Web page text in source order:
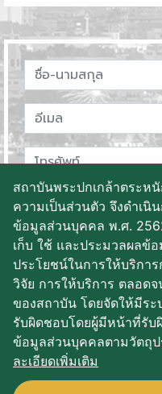
บั
สถาบันพระปกเกล้าตระห
ความเป็นส่วนตัว จึงดำเ
ข้อมูลส่วนบุคคล พ.ศ.
เก็บ ใช้ และประมวลผลข้
ประโยชน์ในการให้บริกา
วิจัย การให้บริการ ตลอด
ของสถาบัน โดยจัดให้มีร
รับผิดชอบโดยผู้มีหน้าที่รับ
ข้อมูลส่วนบุคคลตามวัตถุป
ละเอียดเพิ่มเติม